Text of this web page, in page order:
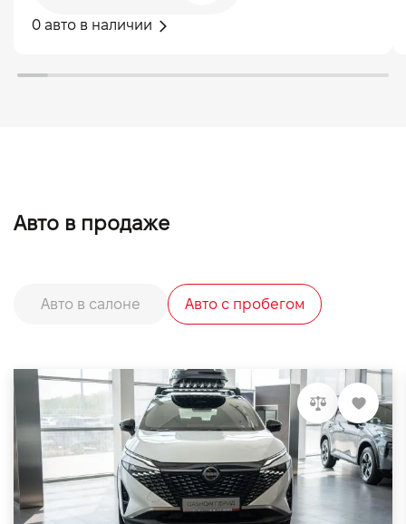
0 авто в наличии
Авто в продаже
Авто в салоне Авто с пробегом